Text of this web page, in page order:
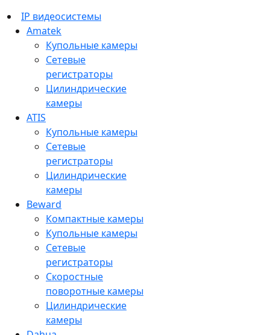
IP видеосистемы
Amatek
Купольные камеры
Сетевые
регистраторы
Цилиндрические
камеры
ATIS
Купольные камеры
Сетевые
регистраторы
Цилиндрические
камеры
Beward
Компактные камеры
Купольные камеры
Сетевые
регистраторы
Скоростные
поворотные камеры
Цилиндрические
камеры